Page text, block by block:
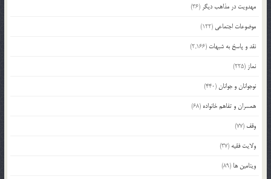
مهدویت در مذاهب دیگر (36)
موضوعات اجتماعی (122)
نقد و پاسخ به شبهات (2,166)
نماز (225)
نوجوانان و جوانان(440)
همسران و تفاهم خانواده (68)
وقف (77)
ولایت فقیه (37)
ویتامین ها (89)